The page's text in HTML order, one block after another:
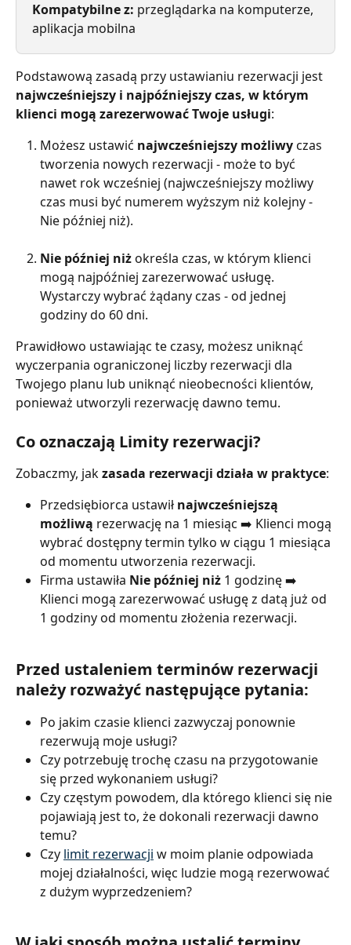
Kompatybilne z: przeglądarka na komputerze,
aplikacja mobilna
Podstawową zasadą przy ustawianiu rezerwacji jest
najwcześniejszy i najpóźniejszy czas, w którym
klienci mogą zarezerwować Twoje usługi:
Możesz ustawić najwcześniejszy możliwy czas
tworzenia nowych rezerwacji - może to być
nawet rok wcześniej (najwcześniejszy możliwy
czas musi być numerem wyższym niż kolejny -
Nie później niż).
Nie później niż określa czas, w którym klienci
mogą najpóźniej zarezerwować usługę.
Wystarczy wybrać żądany czas - od jednej
godziny do 60 dni.
Prawidłowo ustawiając te czasy, możesz uniknąć
wyczerpania ograniczonej liczby rezerwacji dla
Twojego planu lub uniknąć nieobecności klientów,
ponieważ utworzyli rezerwację dawno temu.
Co oznaczają Limity rezerwacji?
Zobaczmy, jak zasada rezerwacji działa w praktyce:
Przedsiębiorca ustawił najwcześniejszą
możliwą rezerwację na 1 miesiąc ➡️ Klienci mogą
wybrać dostępny termin tylko w ciągu 1 miesiąca
od momentu utworzenia rezerwacji.
Firma ustawiła Nie później niż 1 godzinę ➡️
Klienci mogą zarezerwować usługę z datą już od
1 godziny od momentu złożenia rezerwacji.
Przed ustaleniem terminów rezerwacji
należy rozważyć następujące pytania:
Po jakim czasie klienci zazwyczaj ponownie
rezerwują moje usługi?
Czy potrzebuję trochę czasu na przygotowanie
się przed wykonaniem usługi?
Czy częstym powodem, dla którego klienci się nie
pojawiają jest to, że dokonali rezerwacji dawno
temu?
Czy limit rezerwacji w moim planie odpowiada
mojej działalności, więc ludzie mogą rezerwować
z dużym wyprzedzeniem?